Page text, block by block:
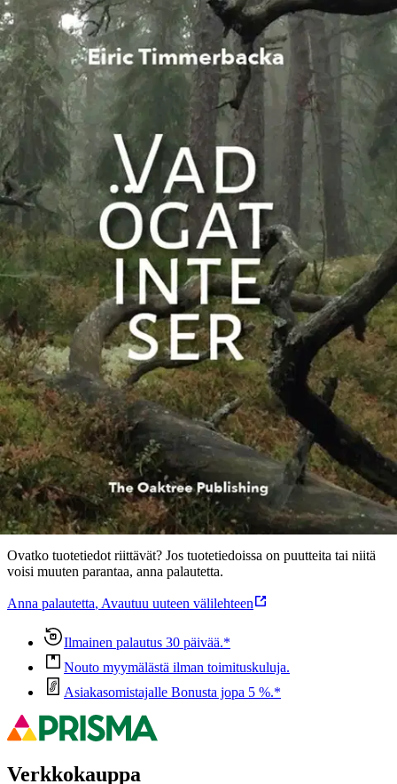
Ei saatavilla
Tuotekuvaus
Handlingen bygger på verkliga händelser och en familjesaga som
börjar på 1870 talet i Småbönders och slutar på ett dramatiskt sätt 50
år senare vid sjön Saukkolampi i dagens Perho. Däremellan följer vi
en emigration till Amerika och en återflyttning innan vi går in i tiden
före och efter inbördeskriget från en Österbottnisk jordbrukarfamiljs
perspektiv. Hanna kämpar sig över Atlanten för ett bättre liv och
tillbaka.Hon lägger barn i graven och sedan sin man innan hon
begraver sin äldste son och skall ta sig an rättsystemet i det unga
Finland samtidigt som hon tar hand om sin familj och hemmanet.
Boken dokumenterar händelserna och fyller ut med fiktion på ett
människonära sätt och med ett språk som för läsaren till den tidens
anda med stark Gudstro och tro på hårt arbete som grund till
framgång.
Näytä lisää tuotekuvausta
Ominaisuudet
Oletko tyytyväinen tuotetietoihin?
Ovatko tuotetiedot riittävät? Jos tuotetiedoissa on puutteita tai niitä
voisi muuten parantaa, anna palautetta.
Anna palautetta, Avautuu uuteen välilehteen
Ilmainen palautus 30 päivää.*
Nouto myymälästä ilman toimituskuluja.
Asiakasomistajalle Bonusta jopa 5 %.*
Verkkokauppa